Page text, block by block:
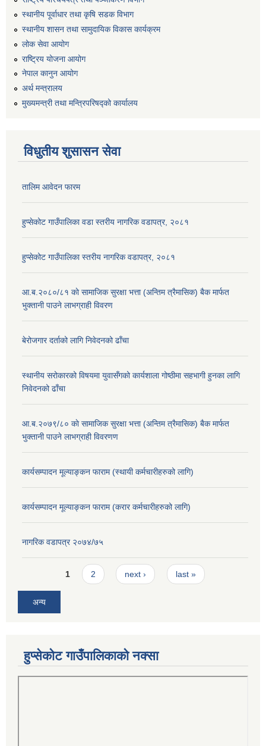
स्थानीय पूर्वाधार तथा कृषि सडक विभाग
स्थानीय शासन तथा सामुदायिक विकास कार्यक्रम
लोक सेवा आयोग
राष्ट्रिय योजना आयोग
नेपाल कानुन आयोग
अर्थ मन्त्रालय
मुख्यमन्त्री तथा मन्त्रिपरिषद्को कार्यालय
विधुतीय शुसासन सेवा
तालिम आवेदन फारम
हुप्सेकोट गाउँपालिका वडा स्तरीय नागरिक वडापत्र, २०८१
हुप्सेकोट गाउँपालिका स्तरीय नागरिक वडापत्र, २०८१
आ.ब.२०८०/८१ काे सामाजिक सुरक्षा भत्ता (अन्तिम त्रैमासिक) बैक मार्फत
भुक्तानी पाउने लाभग्राही विवरण
बेरोजगार दर्ताको लागि निवेदनको ढाँचा
स्थानीय सरोकारको विषयमा युवासँगको कार्यशाला गोष्ठीमा सहभागी हुनका लागि
निवेदनको ढाँचा
आ.ब.२०७९/८० काे सामाजिक सुरक्षा भत्ता (अन्तिम त्रैमासिक) बैक मार्फत
भुक्तानी पाउने लाभग्राही विवरणण
कार्यसम्पादन मूल्याङ्कन फाराम (स्थायी कर्मचारीहरुको लागि)
कार्यसम्पादन मूल्याङ्कन फाराम (करार कर्मचारीहरुको लागि)
नागरिक वडापत्र २०७४/७५
Pages1 2 next › last »
अन्य
हुप्सेकोट गाउँपालिकाको नक्सा